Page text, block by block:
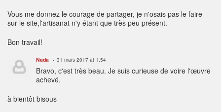
Vous me donnez le courage de partager, je n'osais pas le faire
sur le site,l'artisanat n'y étant que très peu présent.
Bon travail!
Nada 31 mars 2017 at 1:54
Bravo, c'est très beau. Je suis curieuse de voire l'œuvre
achevé.
à bientôt bisous